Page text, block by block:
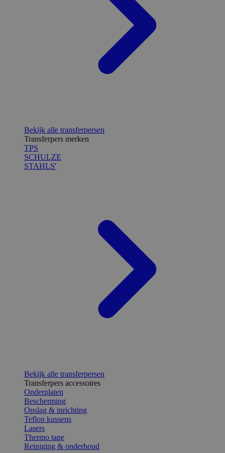
Bekijk alle transferpersen
Transferpers merken
TPS
SCHULZE
STAHLS'
Bekijk alle transferpersen
Transferpers accessoires
Onderplaten
Bescherming
Opslag & inrichting
Teflon kussens
Lasers
Thermo tape
Reiniging & onderhoud